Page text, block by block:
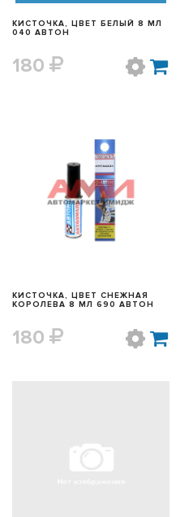
КИСТОЧКА, ЦВЕТ БЕЛЫЙ 8 МЛ
040 АВТОН
180
БЫСТРЫЙ ПРОСМОТР
КИСТОЧКА, ЦВЕТ СНЕЖНАЯ
КОРОЛЕВА 8 МЛ 690 АВТОН
180